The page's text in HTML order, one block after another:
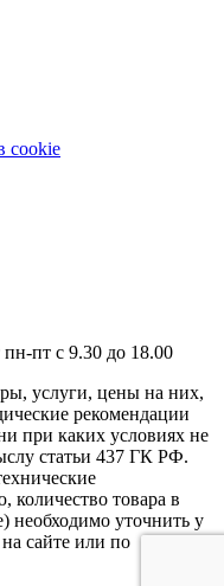
cookie
пн-пт с 9.30 до 18.00
услуги, цены на них,
рекомендации
при каких условиях не
статьи 437 ГК РФ.
количество товара в
необходимо уточнить у
сайте или по